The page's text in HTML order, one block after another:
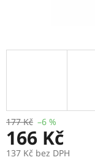
177 Kč –6 %
166 Kč
137 Kč bez DPH